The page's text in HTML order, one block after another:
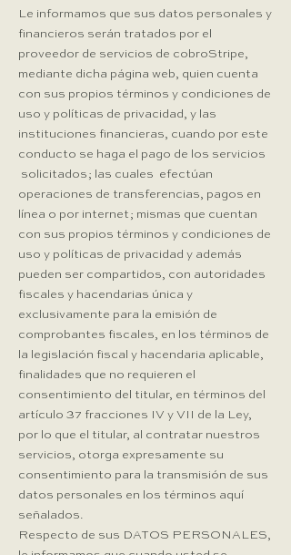
Le informamos que sus datos personales y
financieros serán tratados por el
proveedor de servicios de cobroStripe,
mediante dicha página web, quien cuenta
con sus propios términos y condiciones de
uso y políticas de privacidad, y las
instituciones financieras, cuando por este
conducto se haga el pago de los servicios
solicitados; las cuales efectúan
operaciones de transferencias, pagos en
línea o por internet; mismas que cuentan
con sus propios términos y condiciones de
uso y políticas de privacidad y además
pueden ser compartidos, con autoridades
fiscales y hacendarias única y
exclusivamente para la emisión de
comprobantes fiscales, en los términos de
la legislación fiscal y hacendaria aplicable,
finalidades que no requieren el
consentimiento del titular, en términos del
artículo 37 fracciones IV y VII de la Ley,
por lo que el titular, al contratar nuestros
servicios, otorga expresamente su
consentimiento para la transmisión de sus
datos personales en los términos aquí
señalados.
Respecto de sus DATOS PERSONALES,